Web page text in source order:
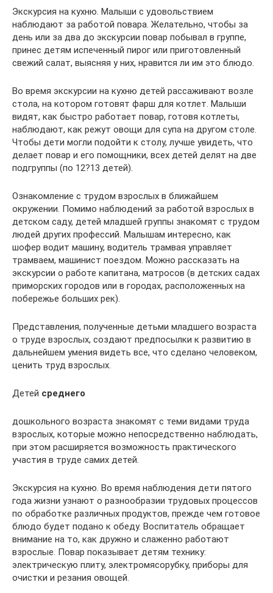
Экскурсия на кухню. Малыши с удовольствием
наблюдают за работой повара. Желательно, чтобы за
день или за два до экскурсии повар побывал в группе,
принес детям испеченный пирог или приготовленный
свежий салат, выясняя у них, нравится ли им это блюдо.
Во время экскурсии на кухню детей рассаживают возле
стола, на котором готовят фарш для котлет. Малыши
видят, как быстро работает повар, готовя котлеты,
наблюдают, как режут овощи для супа на другом столе.
Чтобы дети могли подойти к столу, лучше увидеть, что
делает повар и его помощники, всех детей делят на две
подгруппы (по 12?13 детей).
Ознакомление с трудом взрослых в ближайшем
окружении. Помимо наблюдений за работой взрослых в
детском саду, детей младшей группы знакомят с трудом
людей других профессий. Малышам интересно, как
шофер водит машину, водитель трамвая управляет
трамваем, машинист поездом. Можно рассказать на
экскурсии о работе капитана, матросов (в детских садах
приморских городов или в городах, расположенных на
побережье больших рек).
Представления, полученные детьми младшего возраста
о труде взрослых, создают предпосылки к развитию в
дальнейшем умения видеть все, что сделано человеком,
ценить труд взрослых.
Детей среднего
дошкольного возраста знакомят с теми видами труда
взрослых, которые можно непосредственно наблюдать,
при этом расширяется возможность практического
участия в труде самих детей.
Экскурсия на кухню. Во время наблюдения дети пятого
года жизни узнают о разнообразии трудовых процессов
по обработке различных продуктов, прежде чем готовое
блюдо будет подано к обеду. Воспитатель обращает
внимание на то, как дружно и слаженно работают
взрослые. Повар показывает детям технику:
электрическую плиту, электромясорубку, приборы для
очистки и резания овощей.